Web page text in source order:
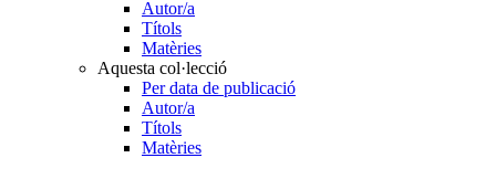
Autor/a
Títols
Matèries
Aquesta col·lecció
Per data de publicació
Autor/a
Títols
Matèries